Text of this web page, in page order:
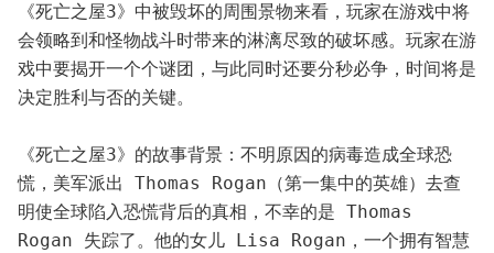
《死亡之屋3》中被毁坏的周围景物来看，玩家在游戏中将
会领略到和怪物战斗时带来的淋漓尽致的破坏感。玩家在游
戏中要揭开一个个谜团，与此同时还要分秒必争，时间将是
决定胜利与否的关键。
《死亡之屋3》的故事背景：不明原因的病毒造成全球恐
慌，美军派出 Thomas Rogan（第一集中的英雄）去查
明使全球陷入恐慌背后的真相，不幸的是 Thomas
Rogan 失踪了。他的女儿 Lisa Rogan，一个拥有智慧